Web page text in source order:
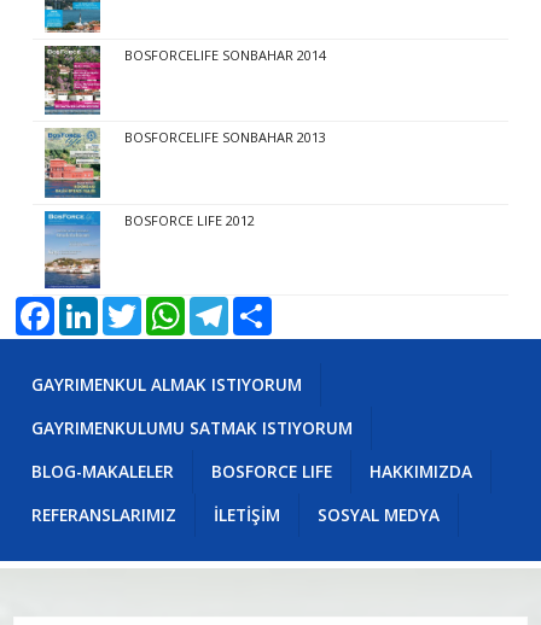
BOSFORCELIFE SONBAHAR 2014
BOSFORCELIFE SONBAHAR 2013
BOSFORCE LIFE 2012
GAYRIMENKUL ALMAK ISTIYORUM
GAYRIMENKULUMU SATMAK ISTIYORUM
BLOG-MAKALELER
BOSFORCE LIFE
HAKKIMIZDA
REFERANSLARIMIZ
İLETİŞİM SOSYAL MEDYA
FacebookLinkedInTwitter WhatsAppTelegram